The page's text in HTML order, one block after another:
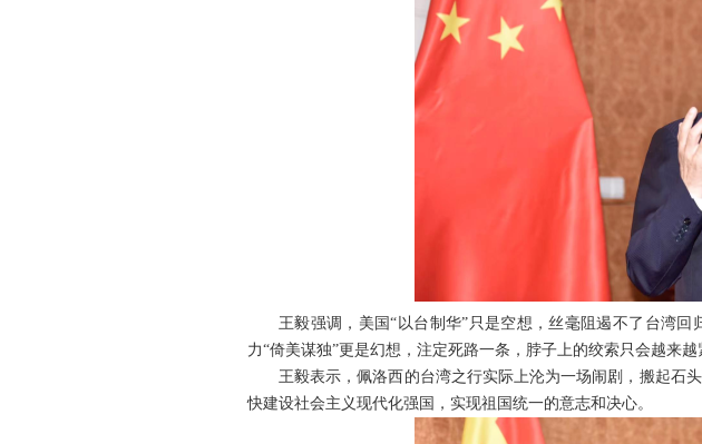
王毅强调，美国“以台制华”只是空想，丝毫阻遏不了台湾
力“倚美谋独”更是幻想，注定死路一条，脖子上的绞索只会越来越
王毅表示，佩洛西的台湾之行实际上沦为一场闹剧，搬起石
快建设社会主义现代化强国，实现祖国统一的意志和决心。